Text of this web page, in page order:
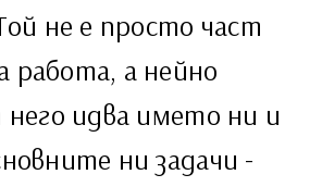
не е просто част
а нейно
него идва името ни и
ни задачи -